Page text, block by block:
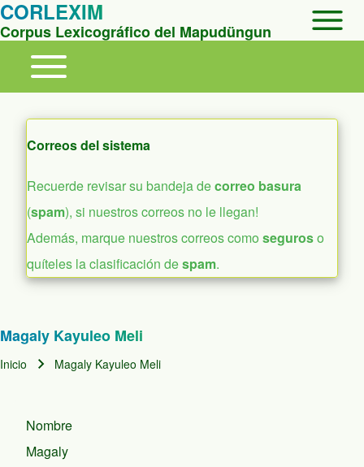
Open Sidebar
CORLEXIM
Corpus Lexicográfico del Mapudüngun
Main navigation
Toggle main menu
Correos del sistema
Recuerde revisar su bandeja decorreo basura
(spam), si nuestros correos no le llegan!
Además, marque nuestros correos como seguroso
quíteles la clasificación despam.
Magaly Kayuleo Meli
Inicio Magaly Kayuleo Meli
Nombre
Magaly